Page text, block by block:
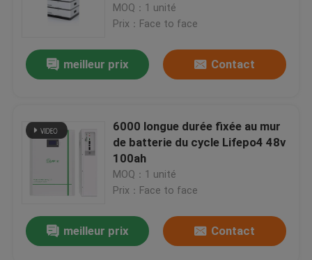
Powerwall 48v
MOQ：1 unité
Prix：Face to face
meilleur prix Contact
6000 longue durée fixée au mur
de batterie du cycle Lifepo4 48v
100ah
MOQ：1 unité
Prix：Face to face
meilleur prix Contact